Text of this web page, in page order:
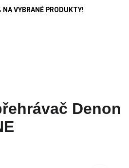
NA VYBRANÉ PRODUKTY!